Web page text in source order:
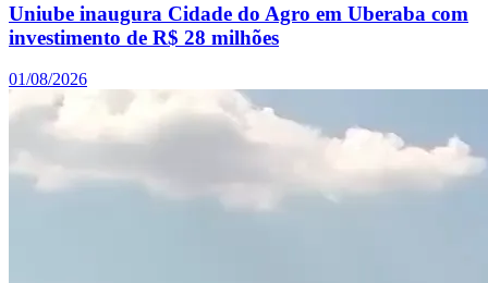
Uniube inaugura Cidade do Agro em Uberaba com
investimento de R$ 28 milhões
01/08/2026